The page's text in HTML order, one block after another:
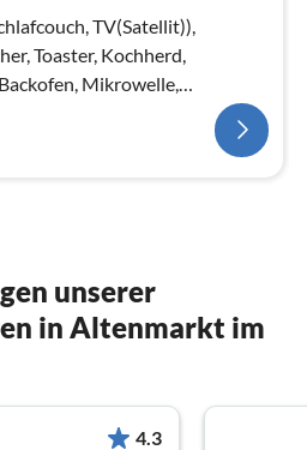
TV(Satellit)),
Toaster, Kochherd,
Mikrowelle,
unserer
in Altenmarkt im
4.3